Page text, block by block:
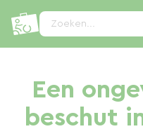
Zoeken...
Een
beschut
Cookies beheer paneel